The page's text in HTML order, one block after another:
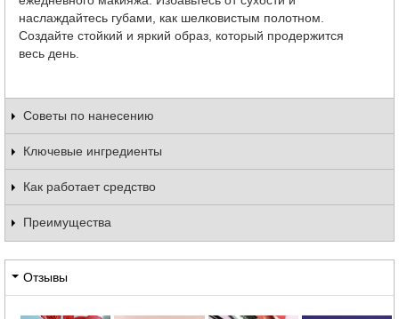
наслаждайтесь губами, как шелковистым полотном.
Создайте стойкий и яркий образ, который продержится
весь день.
Советы по нанесению
Ключевые ингредиенты
Как работает средство
Преимущества
Отзывы